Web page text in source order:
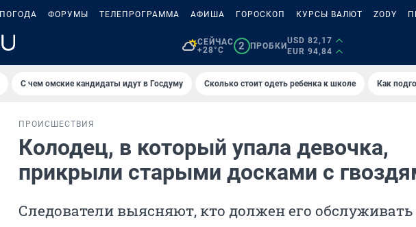
ПОГОДА ФОРУМЫ ТЕЛЕПРОГРАММА АФИША ГОРОСКОП КУРСЫ ВАЛЮТ ZODY
СЕЙЧАС
+28°C
2 ПРОБКИ
USD 82,17
EUR 94,84
С чем омские кандидаты идут в Госдуму Сколько стоит одеть ребенка к школе Как
ПРОИСШЕСТВИЯ
Колодец, в который упала девочка,
прикрыли старыми досками с
Следователи выясняют, кто должен его обслуживать